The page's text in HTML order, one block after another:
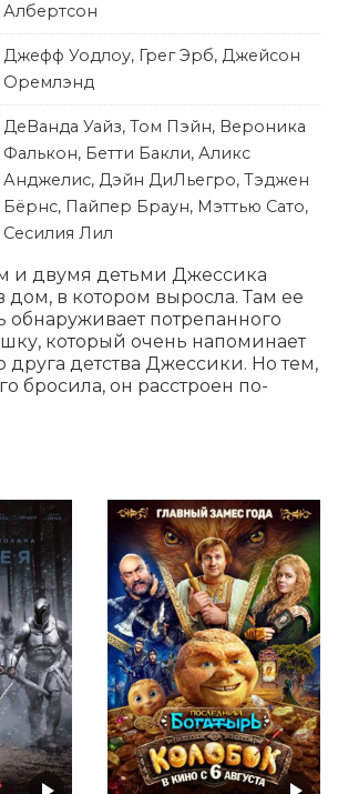
Албертсон
Джефф Уодлоу, Грег Эрб, Джейсон
Оремлэнд
ДеВанда Уайз, Том Пэйн, Вероника
Фалькон, Бетти Бакли, Аликс
Анджелис, Дэйн ДиЛьегро, Тэджен
Бёрнс, Пайпер Браун, Мэттью Сато,
Сесилия Лил
и двумя детьми Джессика
дом, в котором выросла. Там ее
потрепанного
который очень напоминает
друга детства Джессики. Но тем,
бросила, он расстроен по-